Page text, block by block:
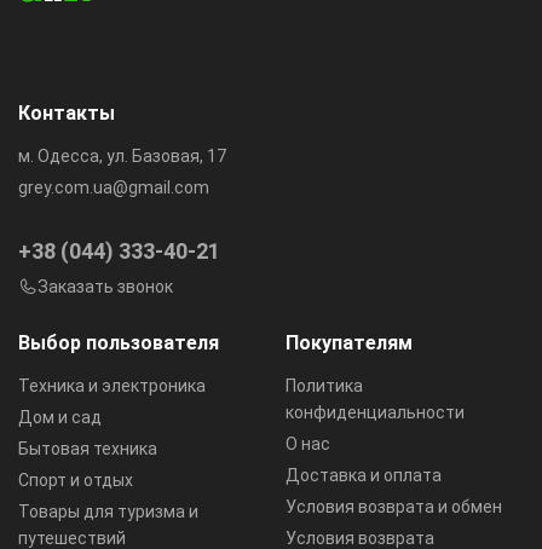
Выбор пользователя
Техника и электроника
Дом и сад
Бытовая техника
Спорт и отдых
Товары для туризма и
путешествий
Покупателям
Политика
конфиденциальности
О нас
Доставка и оплата
Условия возврата и обмен
Условия возврата
Контакты
м. Одесса, ул. Базовая, 17
grey.com.ua@gmail.com
+38 (044) 333-40-21
Заказать звонок